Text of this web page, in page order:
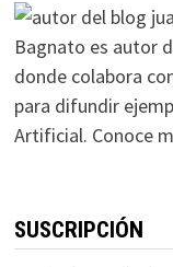
Bagnato es autor
donde colabora
para difundir
Artificial. Conoce
SUSCRIPCIÓN